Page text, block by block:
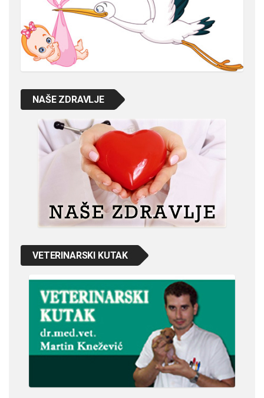
NAŠE ZDRAVLJE
VETERINARSKI KUTAK